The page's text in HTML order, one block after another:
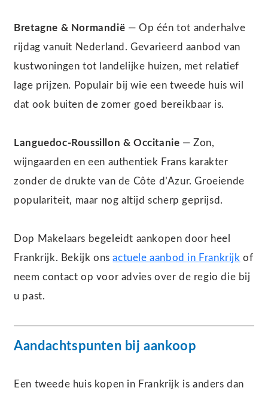
Bretagne & Normandië — Op één tot anderhalve
rijdag vanuit Nederland. Gevarieerd aanbod van
kustwoningen tot landelijke huizen, met relatief
lage prijzen. Populair bij wie een tweede huis wil
dat ook buiten de zomer goed bereikbaar is.
Languedoc-Roussillon & Occitanie — Zon,
wijngaarden en een authentiek Frans karakter
zonder de drukte van de Côte d’Azur. Groeiende
populariteit, maar nog altijd scherp geprijsd.
Dop Makelaars begeleidt aankopen door heel
Frankrijk. Bekijk onsactuele aanbod in Frankrijk of
neem contact op voor advies over de regio die bij
u past.
Aandachtspunten bij aankoop
Een tweede huis kopen in Frankrijk is anders dan